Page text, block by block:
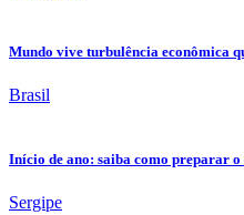
Mundo vive turbulência econômica
Brasil
Início de ano: saiba como preparar
Sergipe